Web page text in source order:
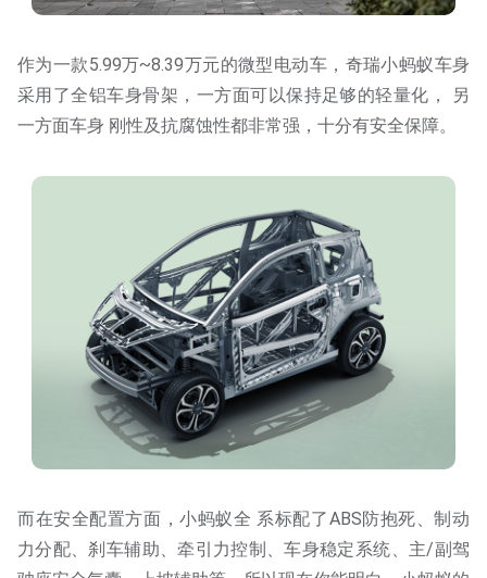
作为一款5.99万~8.39万元的微型电动车，奇瑞小蚂蚁车身
采用了全铝车身骨架，一方面可以保持足够的轻量化， 另
一方面车身 刚性及抗腐蚀性都非常强，十分有安全保障。
而在安全配置方面，小蚂蚁全 系标配了ABS防抱死、制动
力分配、刹车辅助、牵引力控制、车身稳定系统、主/副驾